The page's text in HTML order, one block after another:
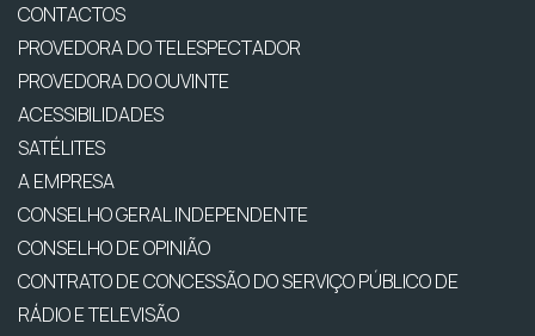
CONTACTOS
PROVEDORA DO TELESPECTADOR
PROVEDORA DO OUVINTE
ACESSIBILIDADES
SATÉLITES
A EMPRESA
CONSELHO GERAL INDEPENDENTE
CONSELHO DE OPINIÃO
CONTRATO DE CONCESSÃO DO SERVIÇO PÚBLICO DE
RÁDIO E TELEVISÃO